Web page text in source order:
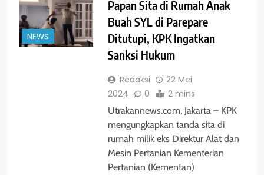
NEWS
Papan Sita di Rumah Anak
Buah SYL di Parepare
Ditutupi, KPK Ingatkan
Sanksi Hukum
Redaksi
22 Mei
2024
0 2 mins
Utrakannews.com, Jakarta – KPK
mengungkapkan tanda sita di
rumah milik eks Direktur Alat dan
Mesin Pertanian Kementerian
Pertanian (Kementan)